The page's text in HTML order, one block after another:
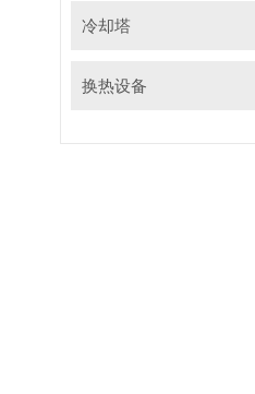
冷却塔
换热设备